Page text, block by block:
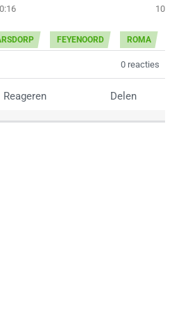
10
FEYENOORD ROMA
0 reacties
Reageren Delen